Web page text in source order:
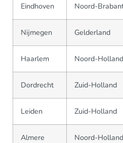
Eindhoven Noord-
Nijmegen Gelderland
Haarlem Noord-Holland
Dordrecht Zuid-Holland
Leiden Zuid-Holland
Almere Noord-Holland